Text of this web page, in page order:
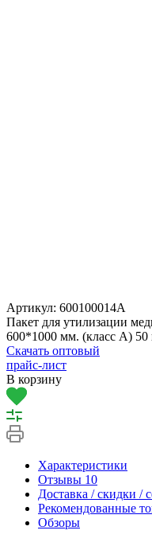
Артикул: 600100014А
Пакет для утилизации
600*1000 мм. (класс А) 50
Скачать оптовый
прайс-лист
В корзину
Характеристики
Отзывы 10
Доставка / скидки /
Рекомендованные
Обзоры